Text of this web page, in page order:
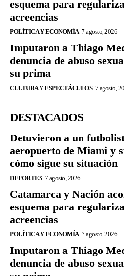
esquema para
acreencias
POLÍTICA Y ECONOMÍA 7 agosto, 2026
Imputaron a Thiago
denuncia de abuso
su prima
CULTURA Y ESPECTÁCULOS 7 agosto,
DESTACADOS
Detuvieron a un
aeropuerto de Miami y
cómo sigue su situación
DEPORTES 7 agosto, 2026
Catamarca y Nación
esquema para
acreencias
POLÍTICA Y ECONOMÍA 7 agosto, 2026
Imputaron a Thiago
denuncia de abuso